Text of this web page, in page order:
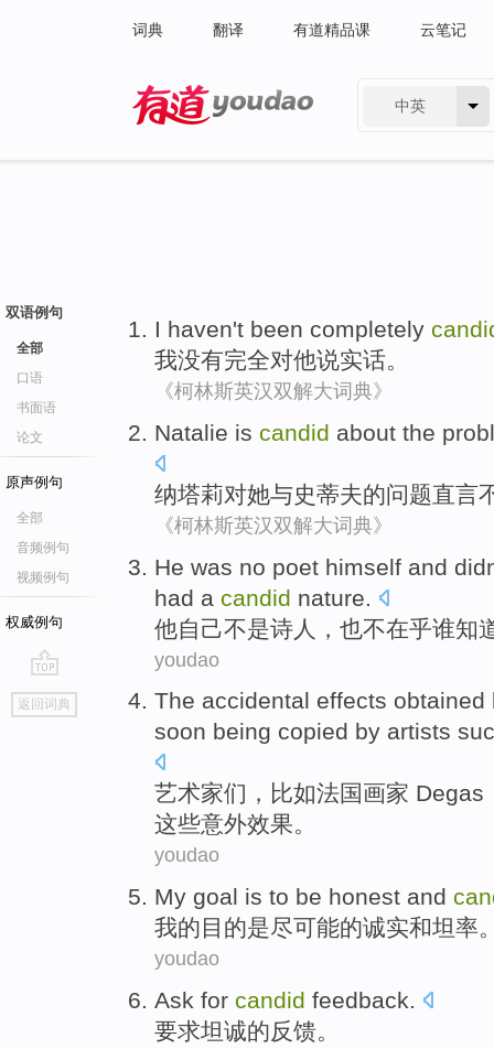
词典 翻译 有道精品课 云笔记
中英
双语例句
全部
口语
书面语
论文
原声例句
全部
音频例句
视频例句
权威例句
go
top
返回词典
I haven't been completely
我没有完全对他说实话。
《柯林斯英汉双解大词典》
Natalie is candid about the
纳塔莉对她与史蒂夫的问题直言
《柯林斯英汉双解大词典》
He was no poet himself and
had a candid nature
他自己不是诗人，也不在乎谁知
youdao
The accidental effects obtained
soon being copied by artists
艺术家们 ， 比如法国画家 Degas
这些意外效果。
youdao
My goal is to be honest and
我的目的是尽可能的诚实和坦率
youdao
Ask for candid feedback.
要求坦诚的反馈。